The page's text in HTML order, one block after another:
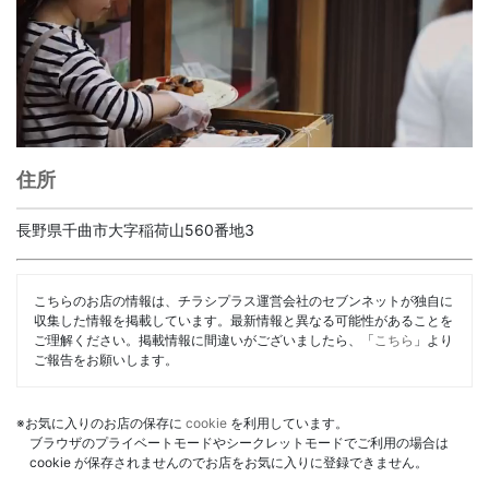
住所
長野県千曲市大字稲荷山560番地3
こちらのお店の情報は、チラシプラス運営会社のセブンネットが独自に
収集した情報を掲載しています。最新情報と異なる可能性があることを
ご理解ください。掲載情報に間違いがございましたら、「 こちら 」より
ご報告をお願いします。
※お気に入りのお店の保存に cookie を利用しています。
ブラウザのプライベートモードやシークレットモードでご利用の場合は
cookie が保存されませんのでお店をお気に入りに登録できません。